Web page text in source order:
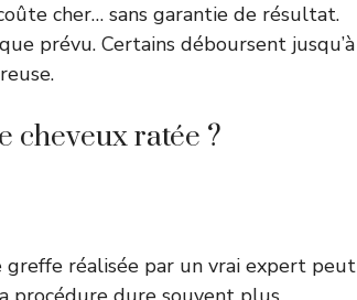
cher… sans garantie de résultat.
prévu. Certains déboursent jusqu’à
cheveux ratée ?
greffe réalisée par un vrai expert peut